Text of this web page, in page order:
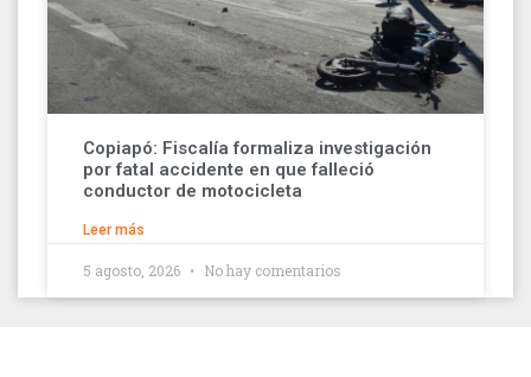
Copiapó: Fiscalía formaliza investigación
por fatal accidente en que falleció
conductor de motocicleta
Leer más
5 agosto, 2026 No hay comentarios